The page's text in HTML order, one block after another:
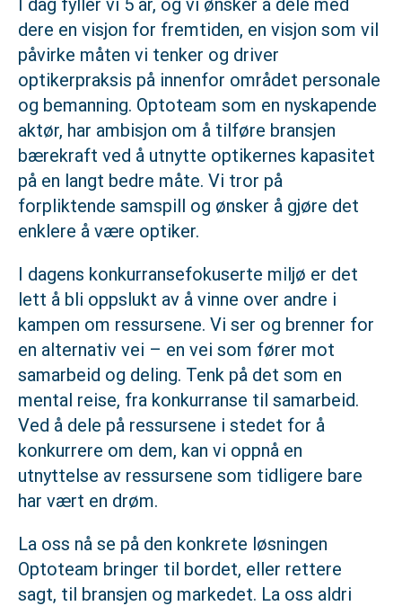
I dag fyller vi 5 år, og vi ønsker å dele med
dere en visjon for fremtiden, en visjon som vil
påvirke måten vi tenker og driver
optikerpraksis på innenfor området personale
og bemanning. Optoteam som en nyskapende
aktør, har ambisjon om å tilføre bransjen
bærekraft ved å utnytte optikernes kapasitet
på en langt bedre måte. Vi tror på
forpliktende samspill og ønsker å gjøre det
enklere å være optiker.
I dagens konkurransefokuserte miljø er det
lett å bli oppslukt av å vinne over andre i
kampen om ressursene. Vi ser og brenner for
en alternativ vei – en vei som fører mot
samarbeid og deling. Tenk på det som en
mental reise, fra konkurranse til samarbeid.
Ved å dele på ressursene i stedet for å
konkurrere om dem, kan vi oppnå en
utnyttelse av ressursene som tidligere bare
har vært en drøm.
La oss nå se på den konkrete løsningen
Optoteam bringer til bordet, eller rettere
sagt, til bransjen og markedet. La oss aldri